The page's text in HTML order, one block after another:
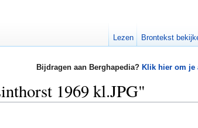
Bijdragen aan Berghapedia? Klik hier om je
1969 kl.JPG"
Lezen Brontekst